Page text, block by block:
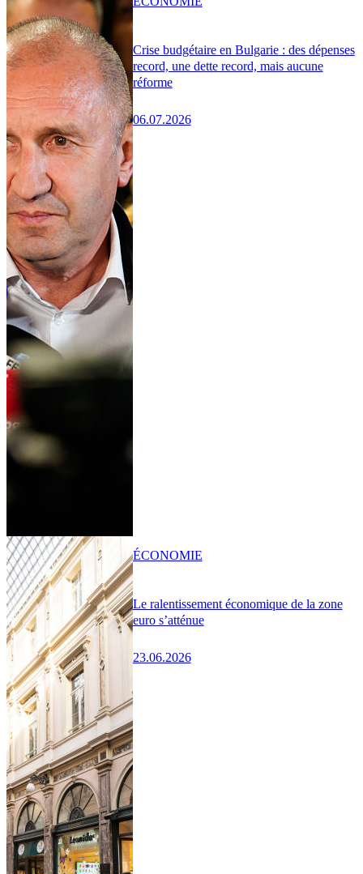
Crise budgétaire en Bulgarie : des dépenses
record, une dette record, mais aucune
réforme
06.07.2026
Le ralentissement économique de la zone
euro s’atténue
23.06.2026
ÉCONOMIE